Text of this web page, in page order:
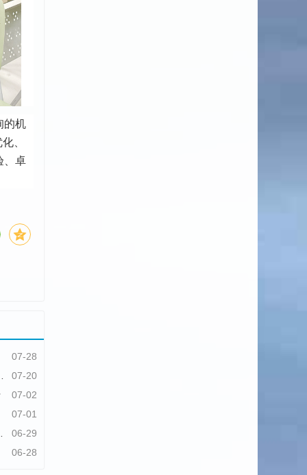
的机
、
、卓
07-28
07-20
07-02
07-01
06-29
06-28